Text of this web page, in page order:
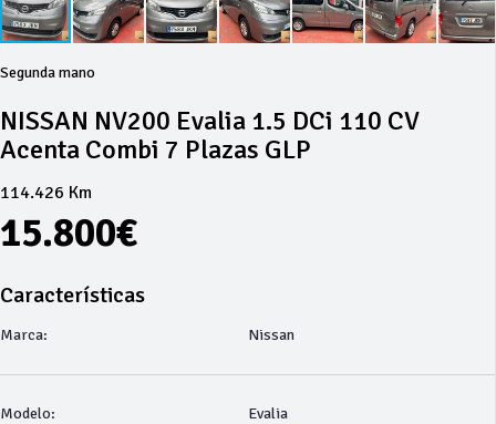
Segunda mano
NISSAN NV200 Evalia 1.5 DCi 110 CV
Acenta Combi 7 Plazas GLP
114.426 Km
15.800€
Características
Marca: Nissan
Modelo: Evalia